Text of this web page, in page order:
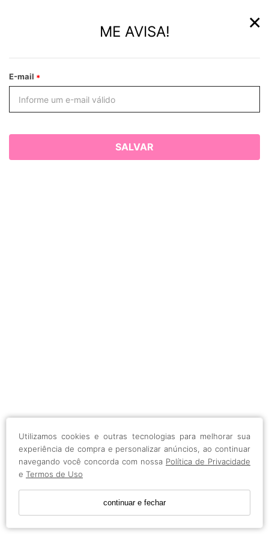
Utilizamos cookies e outras tecnologias para melhorar sua
experiência de compra e personalizar anúncios, ao continuar
navegando você concorda com nossa Política de Privacidade
e Termos de Uso
continuar e fechar
×
ME AVISA!
E-mail
SALVAR